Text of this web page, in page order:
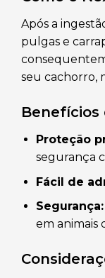
Após a
pulgas e
seu cachorro,
Benefícios
Proteção
segurança
Fácil de
Segurança:
em animais